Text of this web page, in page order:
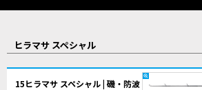
ヒラマサ スペシャル
15ヒラマサ スペシャル | 磯・防波